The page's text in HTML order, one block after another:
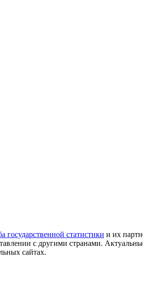
государственной статистики и их
с другими странами.
сайтах.